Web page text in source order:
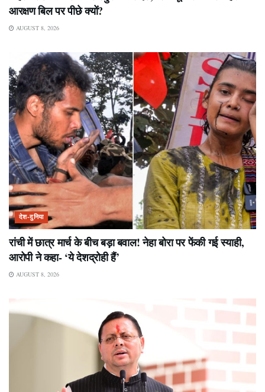
आरक्षण बिल पर पीछे क्यों?
AUGUST 8, 2026
देश-दुनिया
रांची में छात्र मार्च के बीच बड़ा बवाल! नेहा बोरा पर फेंकी गई स्याही,
आरोपी ने कहा- ‘ये देशद्रोही हैं’
AUGUST 8, 2026